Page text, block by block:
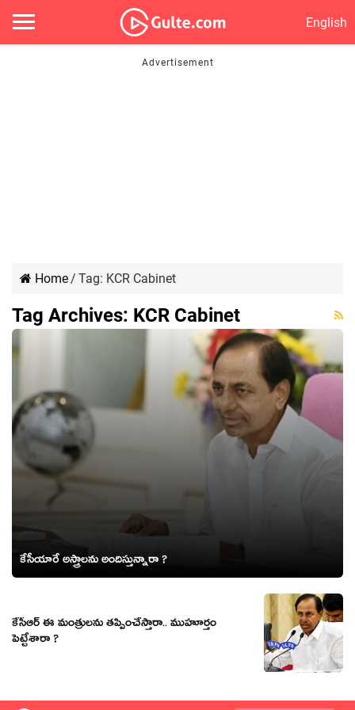
English
Home/ Tag: KCR Cabinet
Tag Archives: KCR Cabinet
కేసీయారే అస్త్రాలను అందిస్తున్నారా ?
కేసీఆర్ ఈ మంత్రుల‌ను త‌ప్పించేస్తారా.. ముహూర్తం
పెట్టేశారా ?